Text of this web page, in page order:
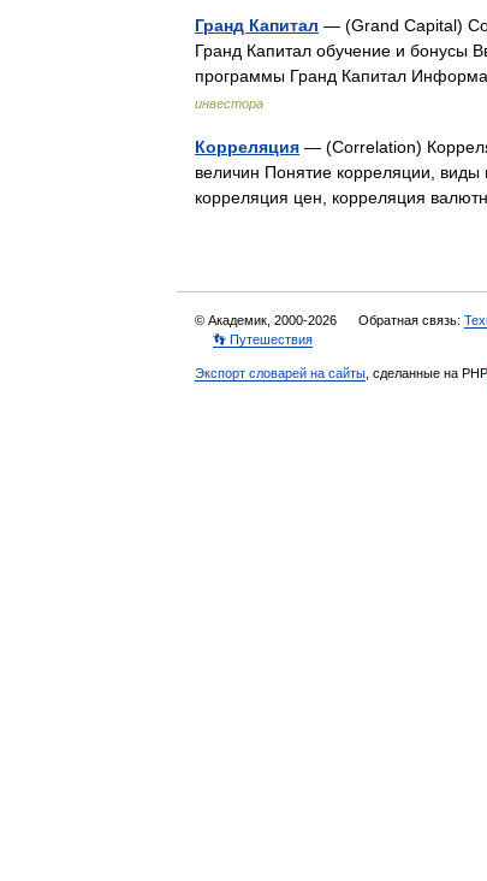
Гранд Капитал — (Grand Capital)
Гранд Капитал обучение и бонусы
программы Гранд Капитал
инвестора
Корреляция — (Correlation)
величин Понятие корреляции,
корреляция цен, корреляция
© Академик, 2000-2026 Обратная связь:
👣 Путешествия
Экспорт словарей на сайты , сделанные на PHP,